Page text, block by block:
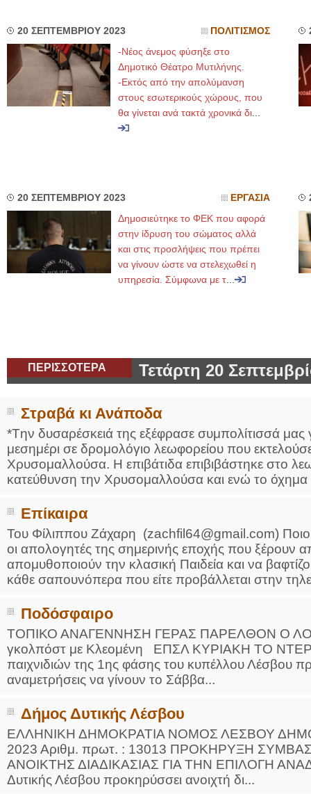
20 ΣΕΠΤΕΜΒΡΙΟΥ 2023 ΠΟΛΙΤΙΣΜΟΣ
-Νέος άνεμος φύσηξε στο
Δημοτικό Θέατρο Μυτιλήνης.
-Εκτός από την απολύμανση
στους εσωτερικούς χώρους, που
θα γίνεται ανά τακτά χρονικά δι
20 ΣΕΠΤΕΜΒΡΙΟΥ 2023 ΕΡΓΑΣΙΑ
Δημοσιεύτηκε το ΦΕΚ που αφορά
στην ίδρυση του σώματος αλλά
και στις προσλήψεις που πρέπει
να γίνουν ώστε να στελεχωθεί η
υπηρεσία. Σύμφωνα με τ
ΠΕΡΙΣΣΟΤΕΡΑ Τετάρτη 20
Στραβά κι Ανάποδα
*Tην δυσαρέσκειά της εξέφρασε συμπολίτισσά μας
μεσημέρι σε δρομολόγιο λεωφορείου που
Χρυσομαλλούσα. Η επιβάτιδα επιβιβάστηκε στο
κατεύθυνση την Χρυσομαλλούσα και ενώ το όχημα
Επίκαιρα
Του Φίλιππου Ζάχαρη (zachfil64@gmail.com) Ποιοι
οι απολογητές της σημερινής εποχής που ξέρουν
απομυθοποιούν την κλασική Παιδεία και να
κάθε σαπουνόπερα που είτε προβάλλεται στην
Ποδόσφαιρο
ΤΟΠΙΚΟ ΑΝΑΓΕΝΝΗΣΗ ΓΕΡΑΣ ΠΑΡΕΛΘΟΝ Ο
γκολπόστ με Κλεομένη ΕΠΣΛ ΚΥΡΙΑΚΗ ΤΟ
παιχνιδιών της 1ης φάσης του κυπέλλου Λέσβου
αναμετρήσεις να γίνουν το Σάββα...
Δήμος Δυτικής Λέσβου
ΕΛΛΗΝΙΚΗ ΔΗΜOΚΡΑΤΙΑ ΝΟΜΟΣ ΛΕΣΒΟΥ
2023 Αριθμ. πρωτ. : 13013 ΠΡΟΚΗΡΥΞΗ
ΑΝΟΙΚΤΗΣ ΔΙΑΔΙΚΑΣΙΑΣ ΓΙΑ ΤΗΝ ΕΠΙΛΟΓΗ
Δυτικής Λέσβου προκηρύσσει ανοιχτή δι...